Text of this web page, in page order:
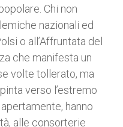
Chi non
nazionali ed
o all’Affruntata del
che manifesta un
volte tollerato, ma
verso l’estremo
hanno
alle consorterie